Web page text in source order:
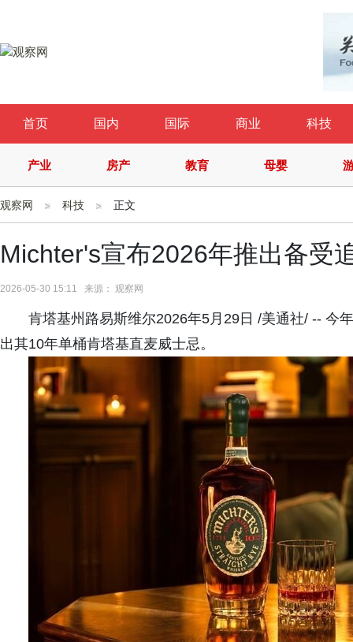
首页 国内 国际 商业 科技
产业 房产 教育 母婴
观察网 科技 正文
Michter's宣布2026年推出备受
2026-05-30 15:11 来源： 观察网
肯塔基州路易斯维尔2026年5月29日 /美通社/ -- 今
出其10年单桶肯塔基直麦威士忌。